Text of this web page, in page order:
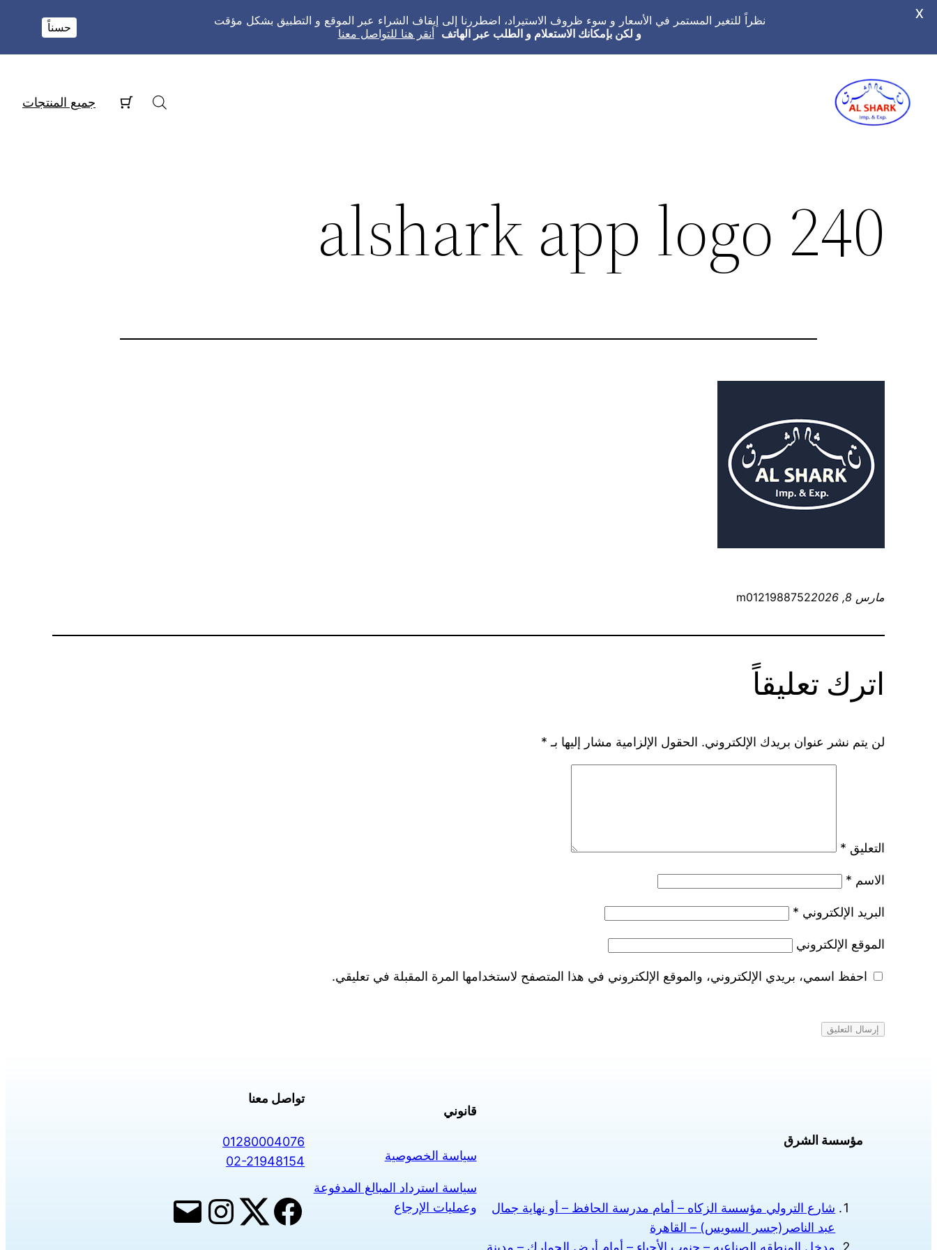
المحتوى
جميع المنتجات
alshark app logo 240
مارس 8, 2026 m0121988752
اترك تعليقاً
لن يتم نشر عنوان بريدك الإلكتروني. الحقول الإلزامية مشار إليها بـ *
التعليق *
الاسم *
البريد الإلكتروني *
الموقع الإلكتروني
احفظ اسمي، بريدي الإلكتروني، والموقع الإلكتروني في هذا المتصفح لاستخدامها المرة المقبلة في تعليقي.
مؤسسة الشرق
شارع الترولي مؤسسة الزكاه – أمام مدرسة الحافظ – أو نهاية جمال
عبد الناصر(جسر السويس) – القاهرة
مدخل المنطقه الصناعيه – جنوب الأحياء – أمام أرض الجمارك – مدينة
قانوني
سياسة الخصوصية
سياسة استرداد المبالغ المدفوعة
وعمليات الإرجاع
تواصل معنا
01280004076
02-21948154
نظراً للتغير المستمر في الأسعار و سوء ظروف الاستيراد، اضطررنا إلى إيقاف الشراء عبر الموقع و التطبيق بشكل مؤقت
و لكن بإمكانك الاستعلام و الطلب عبر الهاتف أنقر هنا للتواصل معنا حسناً
X